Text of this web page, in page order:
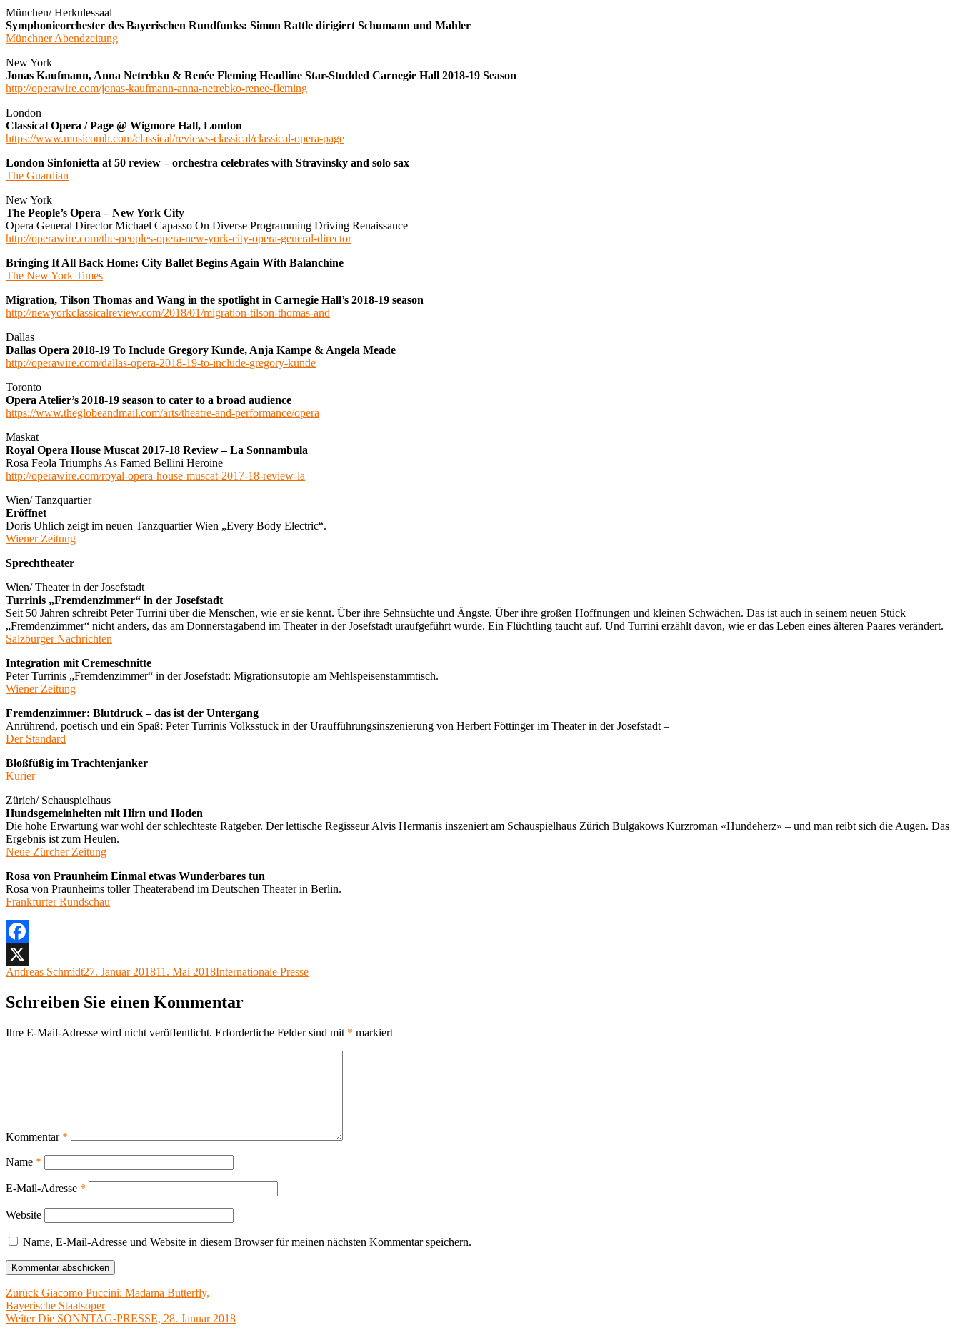
München/ Herkulessaal
Symphonieorchester des Bayerischen Rundfunks: Simon Rattle dirigiert Schumann und Mahler
Münchner Abendzeitung
New York
Jonas Kaufmann, Anna Netrebko & Renée Fleming Headline Star-Studded Carnegie Hall 2018-19 Season
http://operawire.com/jonas-kaufmann-anna-netrebko-renee-fleming
London
Classical Opera / Page @ Wigmore Hall, London
https://www.musicomh.com/classical/reviews-classical/classical-opera-page
London Sinfonietta at 50 review – orchestra celebrates with Stravinsky and solo sax
The Guardian
New York
The People’s Opera – New York City
Opera General Director Michael Capasso On Diverse Programming Driving Renaissance
http://operawire.com/the-peoples-opera-new-york-city-opera-general-director
Bringing It All Back Home: City Ballet Begins Again With Balanchine
The New York Times
Migration, Tilson Thomas and Wang in the spotlight in Carnegie Hall’s 2018-19 season
http://newyorkclassicalreview.com/2018/01/migration-tilson-thomas-and
Dallas
Dallas Opera 2018-19 To Include Gregory Kunde, Anja Kampe & Angela Meade
http://operawire.com/dallas-opera-2018-19-to-include-gregory-kunde
Toronto
Opera Atelier’s 2018-19 season to cater to a broad audience
https://www.theglobeandmail.com/arts/theatre-and-performance/opera
Maskat
Royal Opera House Muscat 2017-18 Review – La Sonnambula
Rosa Feola Triumphs As Famed Bellini Heroine
http://operawire.com/royal-opera-house-muscat-2017-18-review-la
Wien/ Tanzquartier
Eröffnet
Doris Uhlich zeigt im neuen Tanzquartier Wien „Every Body Electric“.
Wiener Zeitung
Sprechtheater
Wien/ Theater in der Josefstadt
Turrinis „Fremdenzimmer“ in der Josefstadt
Seit 50 Jahren schreibt Peter Turrini über die Menschen, wie er sie kennt. Über ihre Sehnsüchte und Ängste. Über ihre großen Hoffnungen und kleinen Schwächen. Das ist auch in seinem neuen Stück
„Fremdenzimmer“ nicht anders, das am Donnerstagabend im Theater in der Josefstadt uraufgeführt wurde. Ein Flüchtling taucht auf. Und Turrini erzählt davon, wie er das Leben eines älteren Paares verändert.
Salzburger Nachrichten
Integration mit Cremeschnitte
Peter Turrinis „Fremdenzimmer“ in der Josefstadt: Migrationsutopie am Mehlspeisenstammtisch.
Wiener Zeitung
Fremdenzimmer: Blutdruck – das ist der Untergang
Anrührend, poetisch und ein Spaß: Peter Turrinis Volksstück in der Uraufführungsinszenierung von Herbert Föttinger im Theater in der Josefstadt –
Der Standard
Bloßfüßig im Trachtenjanker
Kurier
Zürich/ Schauspielhaus
Hundsgemeinheiten mit Hirn und Hoden
Die hohe Erwartung war wohl der schlechteste Ratgeber. Der lettische Regisseur Alvis Hermanis inszeniert am Schauspielhaus Zürich Bulgakows Kurzroman «Hundeherz» – und man reibt sich die Augen. Das
Ergebnis ist zum Heulen.
Neue Zürcher Zeitung
Rosa von Praunheim Einmal etwas Wunderbares tun
Rosa von Praunheims toller Theaterabend im Deutschen Theater in Berlin.
Frankfurter Rundschau
Facebook
X
Autor
Andreas SchmidtVeröffentlicht
27. Januar 201811. Mai 2018Kategorien
Internationale Presse
Schreiben Sie einen Kommentar
Ihre E-Mail-Adresse wird nicht veröffentlicht. Erforderliche Felder sind mit * markiert
Kommentar *
Name *
E-Mail-Adresse *
Website
Name, E-Mail-Adresse und Website in diesem Browser für meinen nächsten Kommentar speichern.
Beitragsnavigation
Zurück Vorheriger
Beitrag:
Giacomo Puccini: Madama Butterfly,
Bayerische Staatsoper
Weiter Nächster
Die SONNTAG-PRESSE, 28. Januar 2018